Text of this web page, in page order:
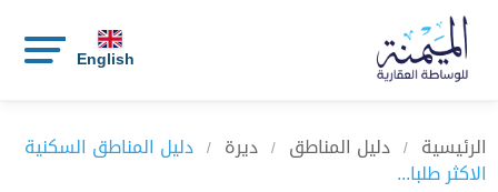
English
الرئيسية / دليل المناطق / ديرة / دليل المناطق السكنية
الاكثر طلبا...